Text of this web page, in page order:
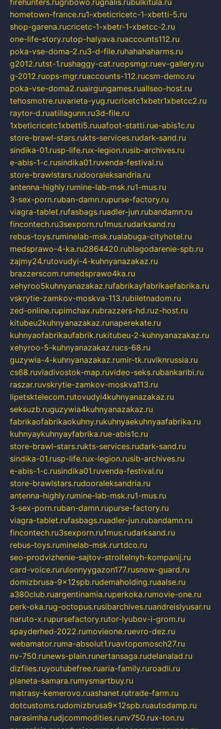
hometown-france.ru1-xbeticricetc-1-xbetti-5.ru
shop-garena.rucricetc-1-xbetr-1-xbetcc-2.ru
one-life-story.rutop-halyava.ruaccounts112.ru
poka-vse-doma-2.ru3-d-file.ruhahahaharms.ru
g2012.rutst-1.rushaggy-cat.ruopsmgr.ruev-gallery.ru
g-2012.ruops-mgr.ruaccounts-112.rucsm-demo.ru
poka-vse-doma2.ruairgungames.ruallseo-host.ru
tehosmotre.ruvarieta-yug.rucricetc1xbetr1xbetcc2.ru
raytor-d.ruatillagunn.ru3d-file.ru
1xbeticricetc1xbetti5.ruuafoot-statti.rue-abis1c.ru
store-brawl-stars.rukts-services.rudark-sand.ru
sindika-01.rusp-life.rux-legion.rusib-archives.ru
e-abis-1-c.rusindika01.ruvenda-festival.ru
store-brawlstars.rudooraleksandria.ru
antenna-highly.rumine-lab-msk.ru1-mus.ru
3-sex-porn.ruban-damn.rupurse-factory.ru
viagra-tablet.rufasbags.ruadler-jun.rubandamn.ru
fincontech.ru3sexporn.ru1mus.rudarksand.ru
rebus-toys.ruminelab-msk.rualabuga-cityhotel.ru
medsprawo-4-ka.ru2864420.rublagodarenie-spb.ru
zajmy24.rutovudyi-4-kuhnyanazakaz.ru
brazzerscom.rumedsprawo4ka.ru
xehyroo5kuhnyanazakaz.rufabrikayfabrikaefabrika.ru
vskrytie-zamkov-moskva-113.rubiletnadom.ru
zed-online.rupimchax.rubrazzers-hd.ruz-host.ru
kitubeu2kuhnyanazakaz.runaperekate.ru
kuhnyaofabrikaufabrik.rukitubeu-2-kuhnyanazakaz.ru
xehyroo-5-kuhnyanazakaz.rucs-68.ru
guzywia-4-kuhnyanazakaz.rumir-tk.ruvlknrussia.ru
cs68.ruvladivostok-map.ruvideo-seks.rubankaribi.ru
raszar.ruvskrytie-zamkov-moskva113.ru
lipetsktelecom.rutovudyi4kuhnyanazakaz.ru
seksuzb.ruguzywia4kuhnyanazakaz.ru
fabrikaofabrikaokuhny.rukuhnyaekuhnyaafabrika.ru
kuhnyaykuhnyayfabrika.rue-abis1c.ru
store-brawl-stars.rukts-services.rudark-sand.ru
sindika-01.rusp-life.rux-legion.rusib-archives.ru
e-abis-1-c.rusindika01.ruvenda-festival.ru
store-brawlstars.rudooraleksandria.ru
antenna-highly.rumine-lab-msk.ru1-mus.ru
3-sex-porn.ruban-damn.rupurse-factory.ru
viagra-tablet.rufasbags.ruadler-jun.rubandamn.ru
fincontech.ru3sexporn.ru1mus.rudarksand.ru
rebus-toys.ruminelab-msk.rurtdco.ru
seo-prodvizhenie-sajtov-stroitelnyh-kompanij.ru
card-voice.rurulonnyygazon177.rusnow-guard.ru
domizbrusa-9x12spb.rudemaholding.ruaalse.ru
a380club.ruargentinamia.ruperkoka.rumovie-one.ru
perk-oka.rug-octopus.rusibarchives.ruandreislyusar.ru
naruto-x.rupursefactory.rutor-lyubov-i-grom.ru
spayderhed-2022.rumovieone.ruevro-dez.ru
webamator.ruma-absolut1.ruavtopomosch27.ru
nv-750.runews-plain.runertansaga.rudelanalad.ru
dizfiles.ruyoutubefree.ruaria-family.ruroadli.ru
planeta-samara.rumysmartbuy.ru
matrasy-kemerovo.ruashanet.rutrade-farm.ru
dotcustoms.rudomizbrusa9x12spb.ruautodamp.ru
narasimha.rudjcommodities.runv750.rux-ton.ru